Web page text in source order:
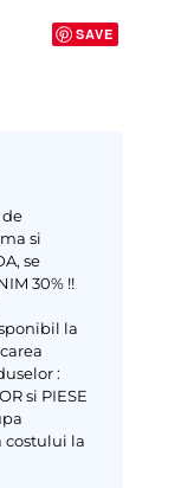
SAVE
de
si
se
30% !!
la
:
si PIESE
costului la